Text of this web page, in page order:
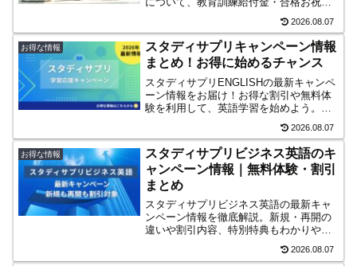
2026.08.07
お得な情報
スタディサプリキャンペーン情報
まとめ！お得に始めるチャンス
スタディサプリENGLISHの最新キャンペ
ーン情報をお届け！お得な割引や無料体
験を利用して、英語学習を始めよう。過
20,000円のAmazonギフトカードが当た
るLINE友達追加特典など詳細や注意点も
解説。
2026.08.07
お得な情報
スタディサプリビジネス英語のキ
ャンペーン情報｜無料体験・割引
まとめ
スタディサプリビジネス英語の最新キャ
ンペーン情報を徹底解説。新規・再開の
違いや割引内容、特別特典もわかりやす
2026.08.07